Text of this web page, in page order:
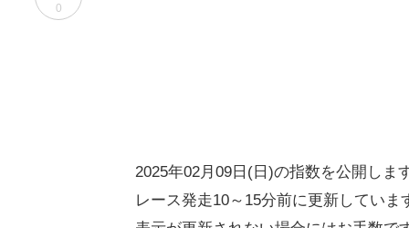
0
2025年02月09日(日)の指数を公開します
レース発走10～15分前に更新していま